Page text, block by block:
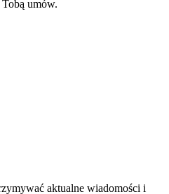
umów.
aktualne wiadomości i